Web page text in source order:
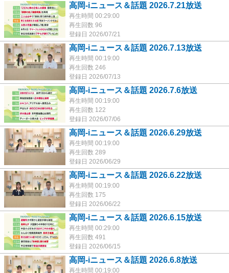
高岡-iニュース＆話題 2026.7.21放送
再生時間 00:29:00
再生回数 96
登録日 2026/07/21
高岡-iニュース＆話題 2026.7.13放送
再生時間 00:19:00
再生回数 246
登録日 2026/07/13
高岡-iニュース＆話題 2026.7.6放送
再生時間 00:19:00
再生回数 122
登録日 2026/07/06
高岡-iニュース＆話題 2026.6.29放送
再生時間 00:19:00
再生回数 289
登録日 2026/06/29
高岡-iニュース＆話題 2026.6.22放送
再生時間 00:19:00
再生回数 175
登録日 2026/06/22
高岡-iニュース＆話題 2026.6.15放送
再生時間 00:29:00
再生回数 491
登録日 2026/06/15
高岡-iニュース＆話題 2026.6.8放送
再生時間 00:19:00